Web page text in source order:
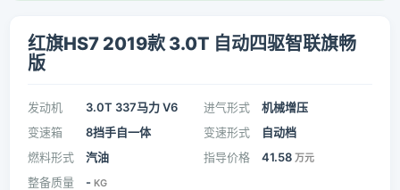
红旗HS7 2019款 3.0T 自动四驱智联旗畅
版
发动机 3.0T 337马力 V6 进气形式
机械增压
变速箱
8挡手自一体 变速形式
自动档
燃料形式
汽油 指导价格 41.58 万元
整备质量 - KG